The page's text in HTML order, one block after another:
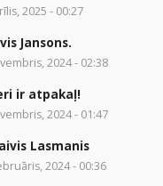
2025 - 00:27
Jansons.
2024 - 02:38
ir atpakaļ!
2024 - 01:47
Lasmanis
2024 - 00:36